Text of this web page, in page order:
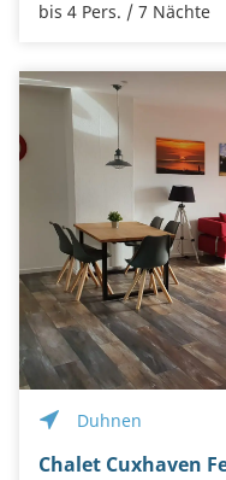
bis 4 Pers. / 7 Nächte
Duhnen